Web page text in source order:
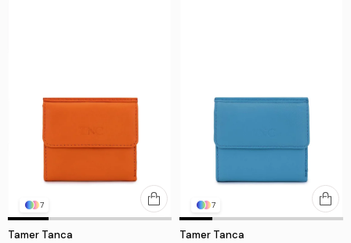
7
Tamer Tanca
7
Tamer Tanca